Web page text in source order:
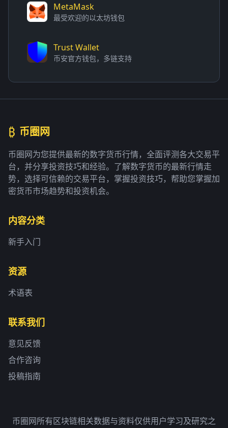
MetaMask
最受欢迎的以太坊钱包
Trust Wallet
币安官方钱包，多链支持
₿ 币圈网
币圈网为您提供最新的数字货币行情，全面评测各大交易平
台，并分享投资技巧和经验。了解数字货币的最新行情走
势，选择可信赖的交易平台，掌握投资技巧，帮助您掌握加
密货币市场趋势和投资机会。
内容分类
新手入门
资源
术语表
联系我们
意见反馈
合作咨询
投稿指南
币圈网所有区块链相关数据与资料仅供用户学习及研究之